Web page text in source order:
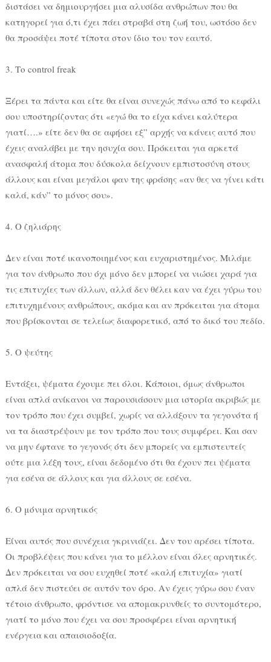
διστάσει να δημιουργήσει μια αλυσίδα ανθρώπων που θα
κατηγορεί για ό,τι έχει πάει στραβά στη ζωή του, ωστόσο δεν
θα προσάψει ποτέ τίποτα στον ίδιο του τον εαυτό.
3. Το control freak
Ξέρει τα πάντα και είτε θα είναι συνεχώς πάνω από το κεφάλι
σου υποστηρίζοντας ότι «εγώ θα το είχα κάνει καλύτερα
γιατί….» είτε δεν θα σε αφήσει εξ” αρχής να κάνεις αυτό που
έχεις αναλάβει με την ησυχία σου. Πρόκειται για αρκετά
ανασφαλή άτομα που δύσκολα δείχνουν εμπιστοσύνη στους
άλλους και είναι μεγάλοι φαν της φράσης «αν θες να γίνει κάτι
καλά, κάν” το μόνος σου».
4. Ο ζηλιάρης
Δεν είναι ποτέ ικανοποιημένος και ευχαριστημένος. Μιλάμε
για τον άνθρωπο που όχι μόνο δεν μπορεί να νιώσει χαρά για
τις επιτυχίες των άλλων, αλλά δεν θέλει καν να έχει γύρω του
επιτυχημένους ανθρώπους, ακόμα και αν πρόκειται για άτομα
που βρίσκονται σε τελείως διαφορετικό, από το δικό του πεδίο.
5. Ο ψεύτης
Εντάξει, ψέματα έχουμε πει όλοι. Κάποιοι, όμως άνθρωποι
είναι απλά ανίκανοι να παρουσιάσουν μια ιστορία ακριβώς με
τον τρόπο που έχει συμβεί, χωρίς να αλλάξουν τα γεγονότα ή
να τα διαστρέψουν με τον τρόπο που τους συμφέρει. Και σαν
να μην έφτανε το γεγονός ότι δεν μπορείς να εμπιστευτείς
ούτε μια λέξη τους, είναι δεδομένο ότι θα έχουν πει ψέματα
για εσένα σε άλλους και για άλλους σε εσένα.
6. Ο μόνιμα αρνητικός
Είναι αυτός που συνέχεια γκρινιάζει. Δεν του αρέσει τίποτα.
Οι προβλέψεις που κάνει για το μέλλον είναι όλες αρνητικές.
Δεν πρόκειται να σου ευχηθεί ποτέ «καλή επιτυχία» γιατί
απλά δεν πιστεύει σε αυτόν τον όρο. Αν έχεις γύρω σου έναν
τέτοιο άνθρωπο, φρόντισε να απομακρυνθείς το συντομότερο,
γιατί το μόνο που έχει να σου προσφέρει είναι αρνητική
ενέργεια και απαισιοδοξία.